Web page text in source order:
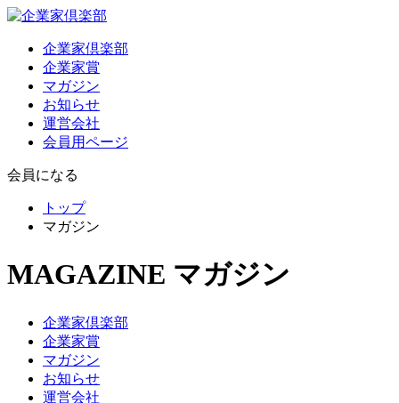
企業家倶楽部
企業家賞
マガジン
お知らせ
運営会社
会員用ページ
会員になる
トップ
マガジン
MAGAZINE マガジン
企業家倶楽部
企業家賞
マガジン
お知らせ
運営会社